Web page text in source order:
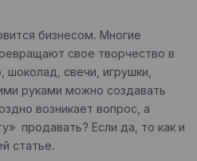
бизнесом. Многие
свое творчество в
шоколад, свечи, игрушки,
руками можно создавать
возникает вопрос, а
продавать? Если да, то как и
статье.